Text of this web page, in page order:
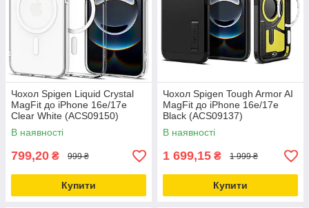
Чохол Spigen Liquid Crystal
MagFit до iPhone 16e/17e
Clear White (ACS09150)
В наявності
799,20 ₴ 999 ₴
Купити
Чохол Spigen Tough Armor AI
MagFit до iPhone 16e/17e
Black (ACS09137)
В наявності
1 699,15 ₴ 1 999 ₴
Купити